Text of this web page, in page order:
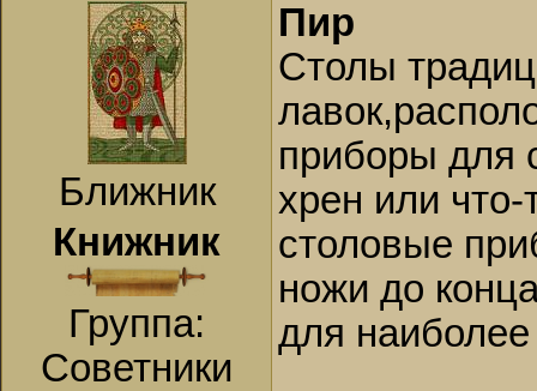
Ближник
Книжник
Группа:
Советники
Пир
Столы
приборы для
хрен или
столовые
ножи до
для наиболее